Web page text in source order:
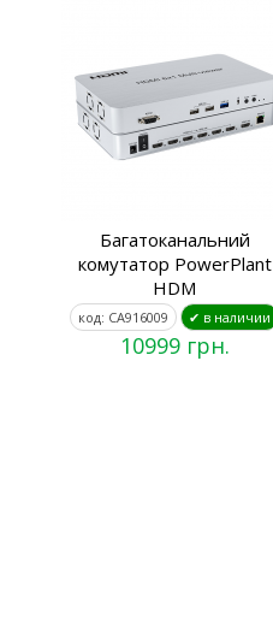
Багатоканальний
комутатор PowerPlant
HDM
код: CA916009 ✔ в наличии
10999 грн.